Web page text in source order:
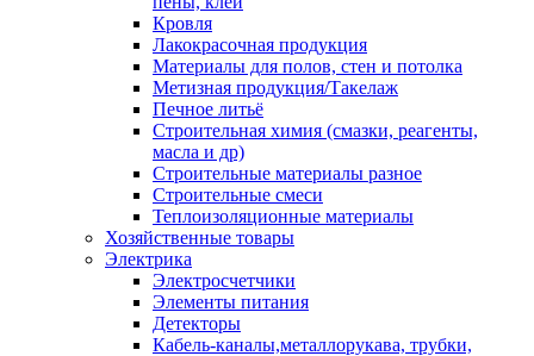
Кровля
Лакокрасочная продукция
Материалы для полов, стен и потолка
Метизная продукция/Такелаж
Печное литьё
Строительная химия (смазки, реагенты,
масла и др)
Строительные материалы разное
Строительные смеси
Теплоизоляционные материалы
Хозяйственные товары
Электрика
Электросчетчики
Элементы питания
Детекторы
Кабель-каналы,металлорукава, трубки,